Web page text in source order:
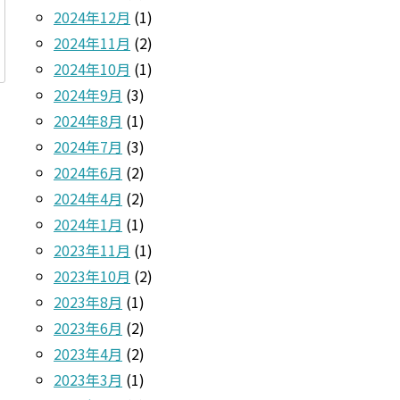
2024年12月 (1)
2024年11月 (2)
2024年10月 (1)
2024年9月 (3)
2024年8月 (1)
2024年7月 (3)
2024年6月 (2)
2024年4月 (2)
2024年1月 (1)
2023年11月 (1)
2023年10月 (2)
2023年8月 (1)
2023年6月 (2)
2023年4月 (2)
2023年3月 (1)